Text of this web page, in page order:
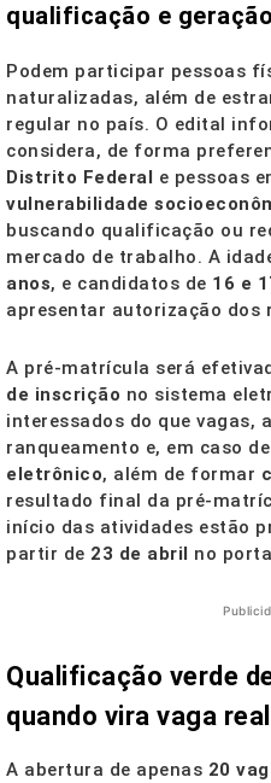
qualificação e
Podem participar pessoas
naturalizadas, além de
regular no país. O edital
considera, de forma
Distrito Federal e pessoas
vulnerabilidade
buscando qualificação ou
mercado de trabalho. A
anos, e candidatos de 16 e
apresentar autorização dos
A pré-matrícula será
de inscrição no sistema
interessados do que vagas,
ranqueamento e, em caso
eletrônico, além de formar
resultado final da pré-
início das atividades estão
partir de 23 de abril no
Qualificação verde
quando vira vaga real
A abertura de apenas 20